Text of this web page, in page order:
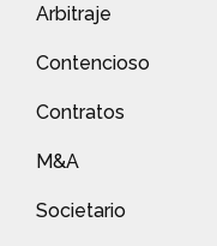
Arbitraje
Contencioso
Contratos
M&A
Societario